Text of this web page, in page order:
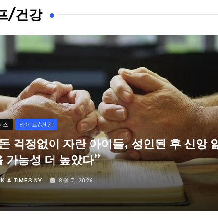
/건강
스 라이프/건강
걱정없이 자란 아이들, 성인된 후 신앙
가능성 더 높았다”
K.A TIMES NY 8월 7, 2026